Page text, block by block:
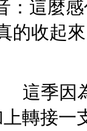
：這麼
的收起
這季因
上轉接一